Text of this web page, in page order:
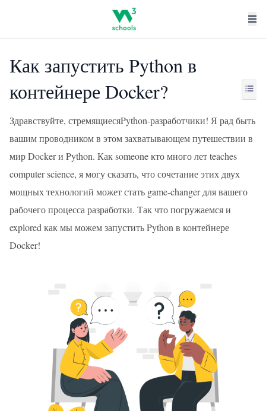
Как запустить Python в
контейнере Docker?
Здравствуйте, стремящиесяPython-разработчики! Я рад быть
вашим проводником в этом захватывающем путешествии в
мир Docker и Python. Как someone кто много лет teaches
computer science, я могу сказать, что сочетание этих двух
мощных технологий может стать game-changer для вашего
рабочего процесса разработки. Так что погружаемся и
explored как мы можем запустить Python в контейнере
Docker!